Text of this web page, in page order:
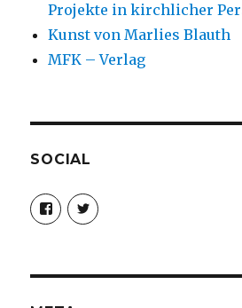
Projekte in kirchlicher
Kunst von Marlies Blauth
MFK – Verlag
SOCIAL
Profil
von
christoph.fleischer1
anzeigen
Profil
von
anzeigen